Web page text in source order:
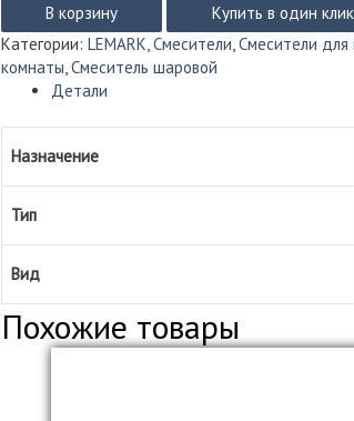
Lemark
OMEGA
врезной
ванны
на
LM3115C
В корзину
Купить в один клик
Категории: LEMARK Смесители Смесители для
комнаты Смеситель шаровой
Детали
Назначение
Тип
Вид
Похожие товары